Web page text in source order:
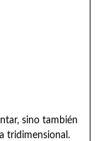
sino también
tridimensional.